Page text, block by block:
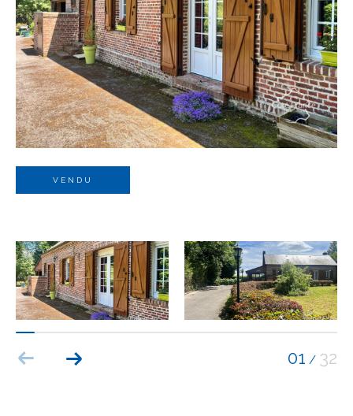
VENDU
01 / 32
Budget
Budget
Surface
Surface
Pièces
Référence
AFFINER LES CRITÈRES
TERRASSE PARKING PISCINE